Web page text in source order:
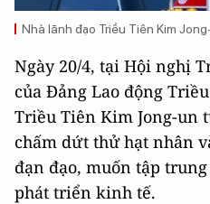
Nhà lãnh đạo Triều Tiên Kim
Ngày 20/4, tại Hội nghị
của Đảng Lao động
Triều Tiên Kim Jong-un
chấm dứt thử hạt nhân
đạn đạo, muốn tập
phát triển kinh tế.